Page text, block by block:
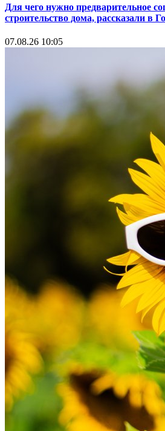
Для чего нужно предварительное
строительство дома, рассказали в
07.08.26 10:05